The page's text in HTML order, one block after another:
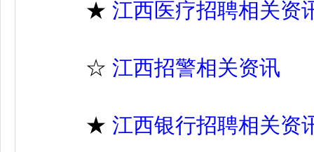
★ 江西医疗招聘相关资
☆ 江西招警相关资讯
★ 江西银行招聘相关资